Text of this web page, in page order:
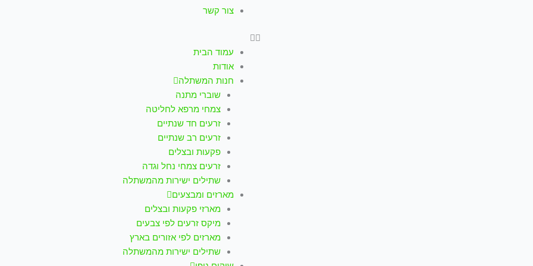
צור קשר
עמוד הבית
אודות
חנות המשתלה
שוברי מתנה
צמחי מרפא לחליטה
זרעים חד שנתיים
זרעים רב שנתיים
פקעות ובצלים
זרעים צמחי נחל וגדה
שתילים ישירות מהמשתלה
מארזים ומבצעים
מארזי פקעות ובצלים
מיקס זרעים לפי צבעים
מארזים לפי אזורים בארץ
שתילים ישירות מהמשתלה